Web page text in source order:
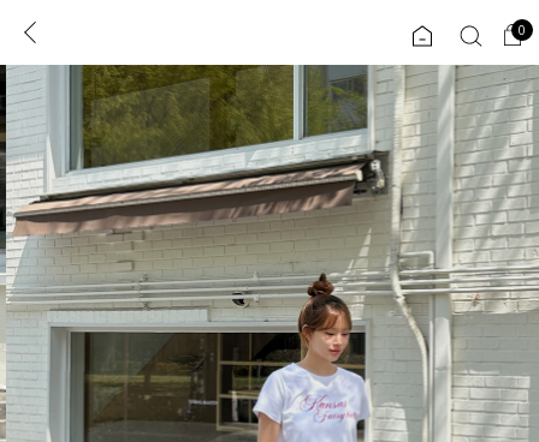
로그인 0
ENG
TW
JP
콘텐츠 리뷰 & 혜택 플러스핏 회원혜택 입
CATEGORY COMMUNITY
도착보장⚡
인플루언서 pick!
신상 5%
ALL
익스클루시브
아우터
0